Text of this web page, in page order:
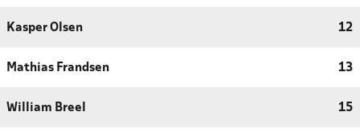
Kasper Olsen 12
Mathias Frandsen 13
William Breel 15